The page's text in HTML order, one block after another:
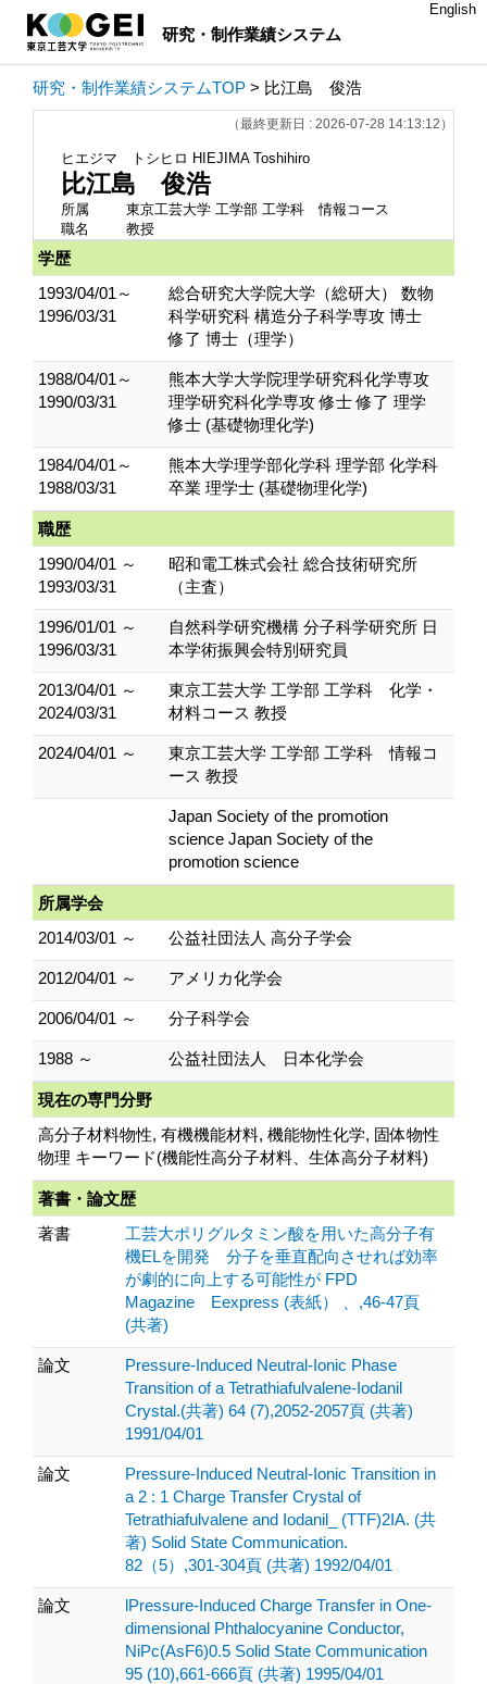
研究・制作業績システム
English
研究・制作業績システムTOP > 比江島 俊浩
（最終更新日 : 2026-07-28 14:13:12）
ヒエジマ トシヒロ HIEJIMA Toshihiro
比江島 俊浩
所属
東京工芸大学 工学部 工学科 情報コース
職名
教授
学歴
1993/04/01～
1996/03/31
総合研究大学院大学（総研大） 数物
科学研究科 構造分子科学専攻 博士
修了 博士（理学）
1988/04/01～
1990/03/31
熊本大学大学院理学研究科化学専攻
理学研究科化学専攻 修士 修了 理学
修士 (基礎物理化学)
1984/04/01～
1988/03/31
熊本大学理学部化学科 理学部 化学科
卒業 理学士 (基礎物理化学)
職歴
1990/04/01 ～
1993/03/31
昭和電工株式会社 総合技術研究所
（主査）
1996/01/01 ～
1996/03/31
自然科学研究機構 分子科学研究所 日
本学術振興会特別研究員
2013/04/01 ～
2024/03/31
東京工芸大学 工学部 工学科 化学・
材料コース 教授
2024/04/01 ～
東京工芸大学 工学部 工学科 情報コ
ース 教授
Japan Society of the promotion
science Japan Society of the
promotion science
所属学会
2014/03/01 ～
公益社団法人 高分子学会
2012/04/01 ～ アメリカ化学会
2006/04/01 ～ 分子科学会
1988 ～ 公益社団法人 日本化学会
現在の専門分野
高分子材料物性, 有機機能材料, 機能物性化学, 固体物性
物理 キーワード(機能性高分子材料、生体高分子材料)
著書・論文歴
著書
工芸大ポリグルタミン酸を用いた高分子有
機ELを開発 分子を垂直配向させれば効率
が劇的に向上する可能性が FPD
Magazine Eexpress (表紙） 、,46-47頁
(共著)
論文
Pressure-Induced Neutral-Ionic Phase
Transition of a Tetrathiafulvalene-Iodanil
Crystal.(共著) 64 (7),2052-2057頁 (共著)
1991/04/01
論文
Pressure-Induced Neutral-Ionic Transition in
a 2 : 1 Charge Transfer Crystal of
Tetrathiafulvalene and Iodanil_ (TTF)2IA. (共
著) Solid State Communication.
82（5）,301-304頁 (共著) 1992/04/01
論文
lPressure-Induced Charge Transfer in One-
dimensional Phthalocyanine Conductor,
NiPc(AsF6)0.5 Solid State Communication
95 (10),661-666頁 (共著) 1995/04/01